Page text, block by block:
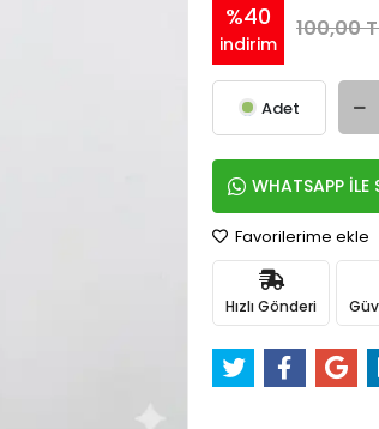
%40
indirim
100,00
Adet
WHATSAPP İLE
Favorilerime ekle
Hızlı Gönderi